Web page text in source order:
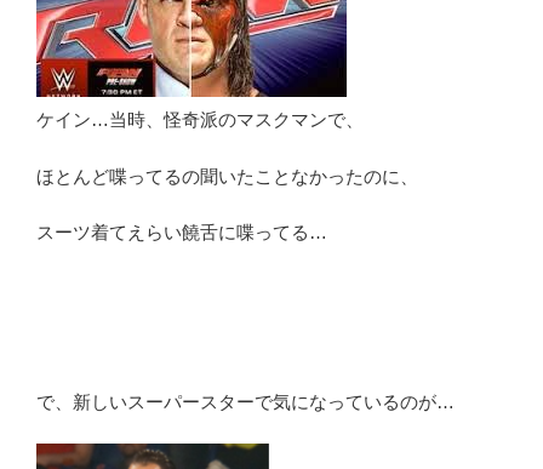
ケイン…当時、怪奇派のマスクマンで、
ほとんど喋ってるの聞いたことなかったのに、
スーツ着てえらい饒舌に喋ってる…
で、新しいスーパースターで気になっているのが…